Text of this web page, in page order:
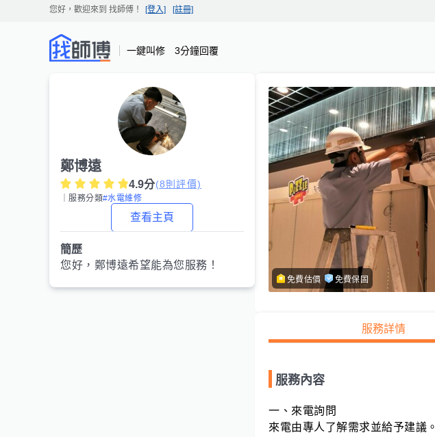
您好，歡迎來到 找師傅 ！ [登入] [註冊]
一鍵叫修 3分鐘回覆
鄭博遠
4.9分(8則評價)
｜服務分類#水電維修
查看主頁
簡歷
您好， 鄭博遠希望能為您服務！
免費估價 免費保固
服務詳情
服務內容
一、來電詢問
來電由專人了解需求並給予建議。